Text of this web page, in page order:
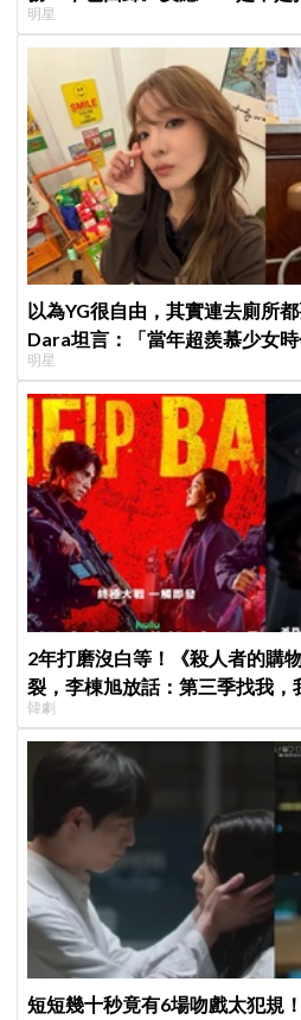
明星
以為YG很自由，其實連去廁所
Dara坦言：「當年超羨慕少女時
明星
2年打磨沒白等！《殺人者的購
裂，李棟旭放話：第三季找我，
韓劇
短短幾十秒竟有6場吻戲太犯規